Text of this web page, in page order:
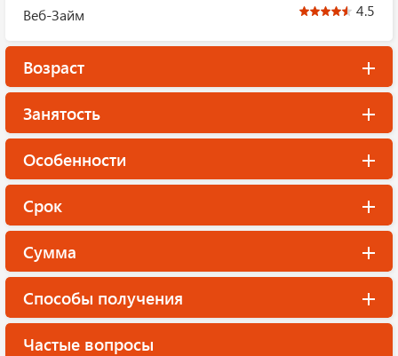
Веб-Займ 4.5
Возраст
Занятость
Особенности
Срок
Сумма
Способы получения
Частые вопросы